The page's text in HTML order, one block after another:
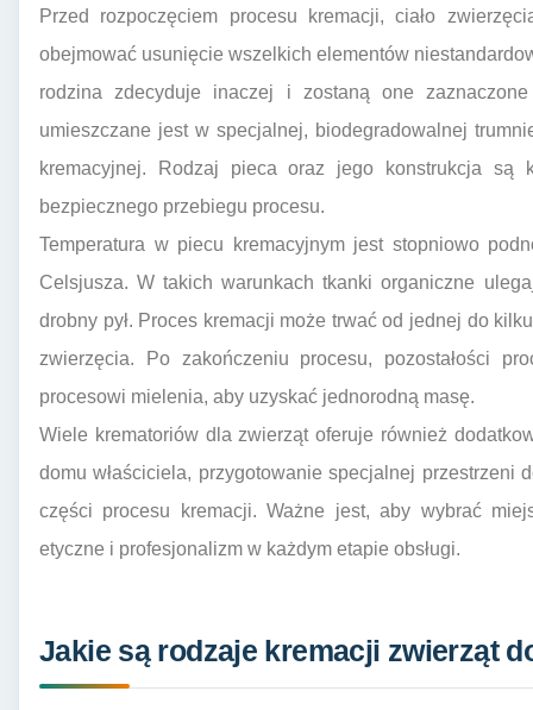
Przed rozpoczęciem procesu kremacji, ciało
obejmować usunięcie wszelkich elementów
rodzina zdecyduje inaczej i zostaną one
umieszczane jest w specjalnej, biodegradowalnej
kremacyjnej. Rodzaj pieca oraz jego konstrukcja są
bezpiecznego przebiegu procesu.
Temperatura w piecu kremacyjnym jest stopniowo
Celsjusza. W takich warunkach tkanki organiczne
drobny pył. Proces kremacji może trwać od jednej do
zwierzęcia. Po zakończeniu procesu, pozostałości
procesowi mielenia, aby uzyskać jednorodną masę.
Wiele krematoriów dla zwierząt oferuje również
domu właściciela, przygotowanie specjalnej przestrzeni
części procesu kremacji. Ważne jest, aby wybrać
etyczne i profesjonalizm w każdym etapie obsługi.
Jakie są rodzaje kremacji zwierząt